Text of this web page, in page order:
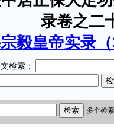
录卷之二
毅皇帝实录
检索：